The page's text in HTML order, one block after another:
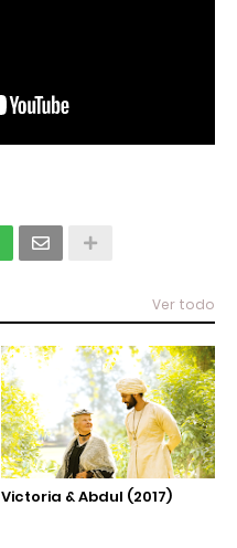
Ver todo
Victoria & Abdul (2017)